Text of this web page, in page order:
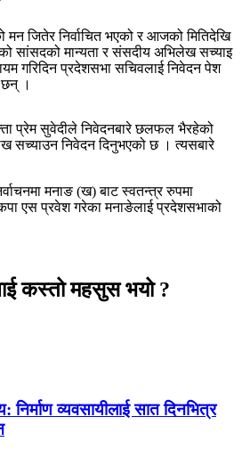
मन जितेर निर्वाचित भएको र आजको मितिदेखि
सांसदको मान्यता र संसदीय अभिलेख सच्याइ
गरिदिन प्रदेशसभा सचिवलाई निवेदन पेश
छन् ।
प्रेम सुवेदीले निवेदनबारे छलफल भैरहेको
सच्याउन निवेदन दिनुभएको छ । त्यसबारे
मनाङ (ख) बाट स्वतन्त्र रुपमा
एस प्रवेश गरेका मनाङेलाई प्रदेशसभाको
कस्तो महसुस भयो ?
निर्माण व्यवसायीलाई सात दिनभित्र